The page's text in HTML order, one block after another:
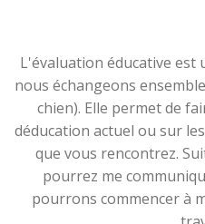
L'évaluation éducative est
nous échangeons
chien). Elle permet de
déducation actuel ou sur
que vous rencontrez.
pourrez me
pourrons commencer à